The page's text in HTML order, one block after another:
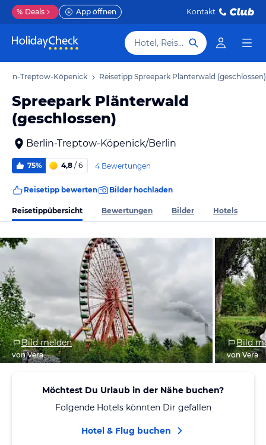
% Deals App öffnen Kontakt
Hotel, Reiseziel
Treptow-Köpenick Reisetipp Spreepark Plänterwald (geschlossen)
Spreepark Plänterwald
(geschlossen)
Berlin-Treptow-Köpenick/Berlin
75% 4,8 / 6 4 Bewertungen
Reisetipp bewerten Bilder hochladen
Reisetippübersicht Bewertungen Bilder Hotels
Bild melden
von Vera
Bild
von Vera
Möchtest Du Urlaub in der Nähe buchen?
Folgende Hotels könnten Dir gefallen
Hotel & Flug buchen